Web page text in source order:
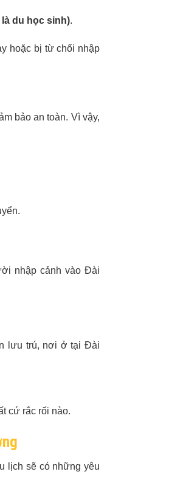
du học sinh).
hoặc bị từ chối nhập
bảo an toàn. Vì vậy,
nhập cảnh vào Đài
lưu trú, nơi ở tại Đài
cứ rắc rối nào.
lịch sẽ có những yêu